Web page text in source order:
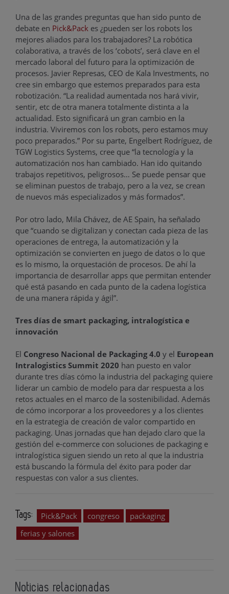
Una de las grandes preguntas que han sido punto de
debate en Pick&Pack es ¿pueden ser los robots los
mejores aliados para los trabajadores? La robótica
colaborativa, a través de los ‘cobots’, será clave en el
mercado laboral del futuro para la optimización de
procesos. Javier Represas, CEO de Kala Investments, no
cree sin embargo que estemos preparados para esta
robotización. “La realidad aumentada nos hará vivir,
sentir, etc de otra manera totalmente distinta a la
actualidad. Esto significará un gran cambio en la
industria. Viviremos con los robots, pero estamos muy
poco preparados.” Por su parte, Engelbert Rodríguez, de
TGW Logistics Systems, cree que “la tecnología y la
automatización nos han cambiado. Han ido quitando
trabajos repetitivos, peligrosos… Se puede pensar que
se eliminan puestos de trabajo, pero a la vez, se crean
de nuevos más especializados y más formados”.
Por otro lado, Mila Chávez, de AE Spain, ha señalado
que “cuando se digitalizan y conectan cada pieza de las
operaciones de entrega, la automatización y la
optimización se convierten en juego de datos o lo que
es lo mismo, la orquestación de procesos. De ahí la
importancia de desarrollar apps que permitan entender
qué está pasando en cada punto de la cadena logística
de una manera rápida y ágil”.
Tres días de smart packaging, intralogística e
innovación
El Congreso Nacional de Packaging 4.0 y el European
Intralogistics Summit 2020 han puesto en valor
durante tres días cómo la industria del packaging quiere
liderar un cambio de modelo para dar respuesta a los
retos actuales en el marco de la sostenibilidad. Además
de cómo incorporar a los proveedores y a los clientes
en la estrategia de creación de valor compartido en
packaging. Unas jornadas que han dejado claro que la
gestión del e-commerce con soluciones de packaging e
intralogística siguen siendo un reto al que la industria
está buscando la fórmula del éxito para poder dar
respuestas con valor a sus clientes.
Tags: Pick&Pack congreso
packaging
ferias y salones
Noticias relacionadas